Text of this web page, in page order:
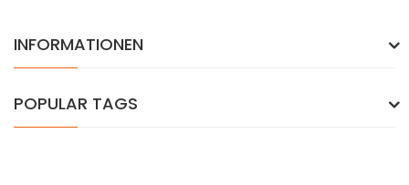
INFORMATIONEN
POPULAR TAGS